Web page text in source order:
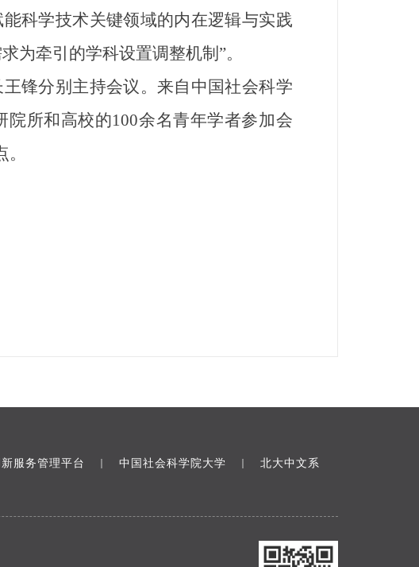
科学技术关键领域的内在逻辑与实践
为牵引的学科设置调整机制”。
锋分别主持会议。来自中国社会科学
所和高校的100余名青年学者参加会
服务管理平台 ｜ 中国社会科学院大学 ｜ 北大中文系